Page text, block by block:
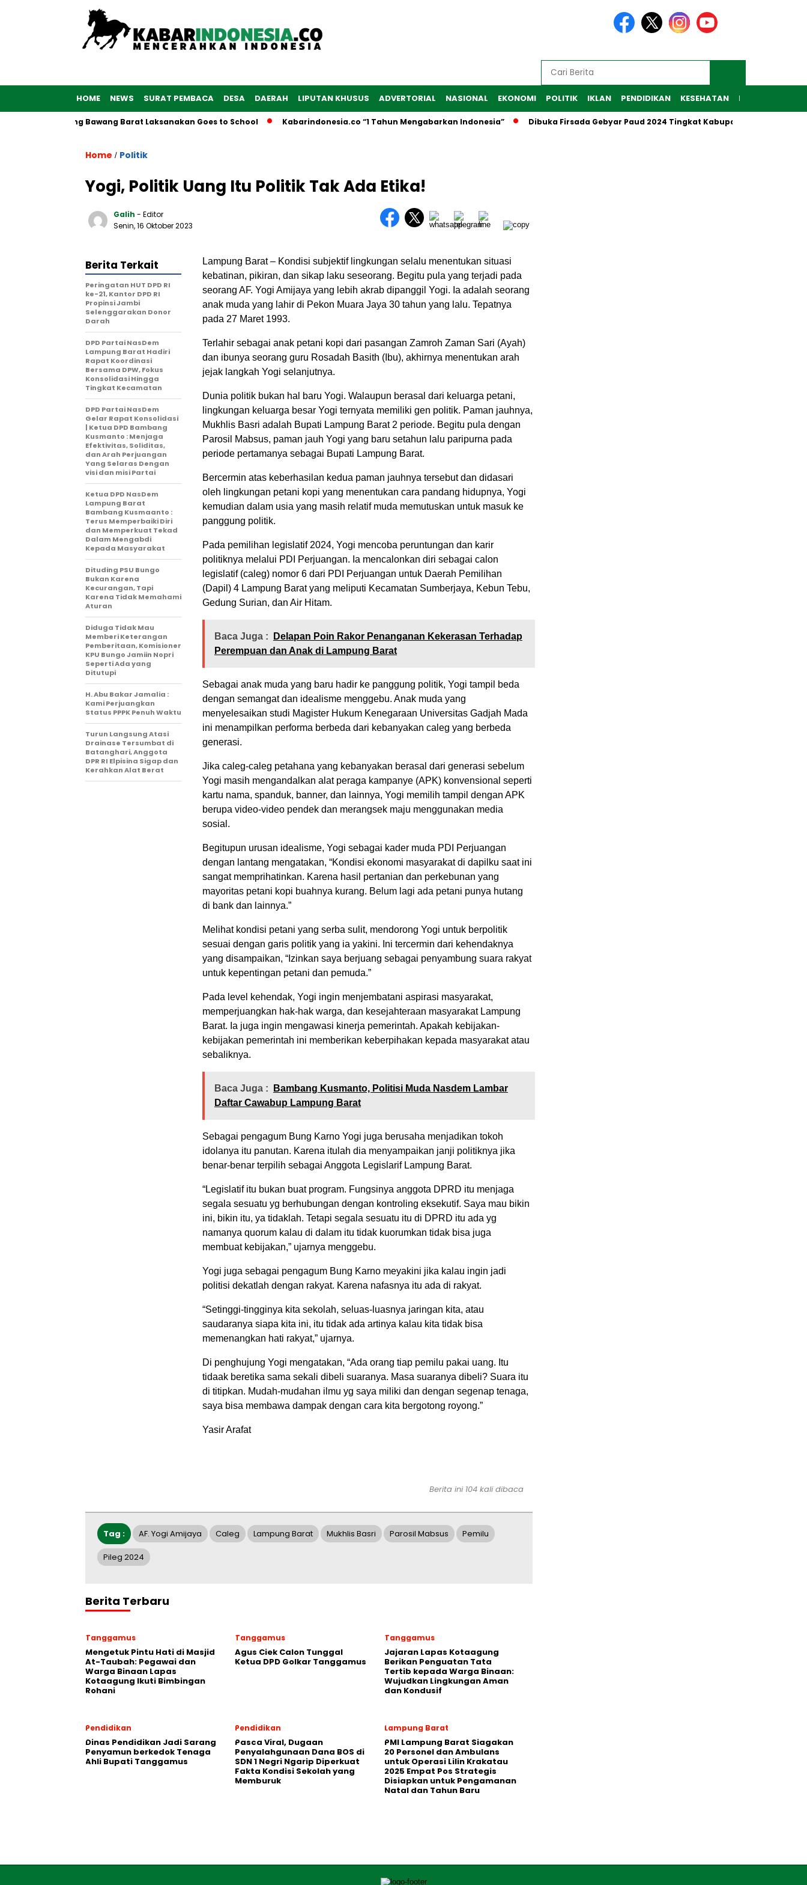
HOME NEWS SURAT PEMBACA DESA DAERAH LIPUTAN KHUSUS ADVERTORIAL NASIONAL EKONOMI POLITIK IKLAN PENDIDIKAN KESEHATAN RAGAM
Polres Tulang Bawang Barat Laksanakan Goes to School Kabarindonesia.co “1 Tahun Mengabarkan Indonesia” Dibuka Firsada Gebyar Paud 2024 Tingkat Kabupaten Tubaba
Home / Politik
Yogi, Politik Uang Itu Politik Tak Ada Etika!
Galih - Editor
Senin, 16 Oktober 2023
Lampung Barat – Kondisi subjektif lingkungan selalu menentukan situasi
kebatinan, pikiran, dan sikap laku seseorang. Begitu pula yang terjadi pada
seorang AF. Yogi Amijaya yang lebih akrab dipanggil Yogi. Ia adalah seorang
anak muda yang lahir di Pekon Muara Jaya 30 tahun yang lalu. Tepatnya
pada 27 Maret 1993.
Terlahir sebagai anak petani kopi dari pasangan Zamroh Zaman Sari (Ayah)
dan ibunya seorang guru Rosadah Basith (Ibu), akhirnya menentukan arah
jejak langkah Yogi selanjutnya.
Dunia politik bukan hal baru Yogi. Walaupun berasal dari keluarga petani,
lingkungan keluarga besar Yogi ternyata memiliki gen politik. Paman jauhnya,
Mukhlis Basri adalah Bupati Lampung Barat 2 periode. Begitu pula dengan
Parosil Mabsus, paman jauh Yogi yang baru setahun lalu paripurna pada
periode pertamanya sebagai Bupati Lampung Barat.
Bercermin atas keberhasilan kedua paman jauhnya tersebut dan didasari
oleh lingkungan petani kopi yang menentukan cara pandang hidupnya, Yogi
kemudian dalam usia yang masih relatif muda memutuskan untuk masuk ke
panggung politik.
Pada pemilihan legislatif 2024, Yogi mencoba peruntungan dan karir
politiknya melalui PDI Perjuangan. Ia mencalonkan diri sebagai calon
legislatif (caleg) nomor 6 dari PDI Perjuangan untuk Daerah Pemilihan
(Dapil) 4 Lampung Barat yang meliputi Kecamatan Sumberjaya, Kebun Tebu,
Gedung Surian, dan Air Hitam.
Baca Juga :
Delapan Poin Rakor Penanganan Kekerasan Terhadap
Perempuan dan Anak di Lampung Barat
Sebagai anak muda yang baru hadir ke panggung politik, Yogi tampil beda
dengan semangat dan idealisme menggebu. Anak muda yang
menyelesaikan studi Magister Hukum Kenegaraan Universitas Gadjah Mada
ini menampilkan performa berbeda dari kebanyakan caleg yang berbeda
generasi.
Jika caleg-caleg petahana yang kebanyakan berasal dari generasi sebelum
Yogi masih mengandalkan alat peraga kampanye (APK) konvensional seperti
kartu nama, spanduk, banner, dan lainnya, Yogi memilih tampil dengan APK
berupa video-video pendek dan merangsek maju menggunakan media
sosial.
Begitupun urusan idealisme, Yogi sebagai kader muda PDI Perjuangan
dengan lantang mengatakan, “Kondisi ekonomi masyarakat di dapilku saat ini
sangat memprihatinkan. Karena hasil pertanian dan perkebunan yang
mayoritas petani kopi buahnya kurang. Belum lagi ada petani punya hutang
di bank dan lainnya.”
Melihat kondisi petani yang serba sulit, mendorong Yogi untuk berpolitik
sesuai dengan garis politik yang ia yakini. Ini tercermin dari kehendaknya
yang disampaikan, “Izinkan saya berjuang sebagai penyambung suara rakyat
untuk kepentingan petani dan pemuda.”
Pada level kehendak, Yogi ingin menjembatani aspirasi masyarakat,
memperjuangkan hak-hak warga, dan kesejahteraan masyarakat Lampung
Barat. Ia juga ingin mengawasi kinerja pemerintah. Apakah kebijakan-
kebijakan pemerintah ini memberikan keberpihakan kepada masyarakat atau
sebaliknya.
Baca Juga :
Bambang Kusmanto, Politisi Muda Nasdem Lambar
Daftar Cawabup Lampung Barat
Sebagai pengagum Bung Karno Yogi juga berusaha menjadikan tokoh
idolanya itu panutan. Karena itulah dia menyampaikan janji politiknya jika
benar-benar terpilih sebagai Anggota Legislarif Lampung Barat.
“Legislatif itu bukan buat program. Fungsinya anggota DPRD itu menjaga
segala sesuatu yg berhubungan dengan kontroling eksekutif. Saya mau bikin
ini, bikin itu, ya tidaklah. Tetapi segala sesuatu itu di DPRD itu ada yg
namanya quorum kalau di dalam itu tidak kuorumkan tidak bisa juga
membuat kebijakan,” ujarnya menggebu.
Yogi juga sebagai pengagum Bung Karno meyakini jika kalau ingin jadi
politisi dekatlah dengan rakyat. Karena nafasnya itu ada di rakyat.
“Setinggi-tingginya kita sekolah, seluas-luasnya jaringan kita, atau
saudaranya siapa kita ini, itu tidak ada artinya kalau kita tidak bisa
memenangkan hati rakyat,” ujarnya.
Di penghujung Yogi mengatakan, “Ada orang tiap pemilu pakai uang. Itu
tidaak beretika sama sekali dibeli suaranya. Masa suaranya dibeli? Suara itu
di titipkan. Mudah-mudahan ilmu yg saya miliki dan dengan segenap tenaga,
saya bisa membawa dampak dengan cara kita bergotong royong.”
Yasir Arafat
Berita Terkait
Peringatan HUT DPD RI
ke-21, Kantor DPD RI
Propinsi Jambi
Selenggarakan Donor
Darah
DPD Partai NasDem
Lampung Barat Hadiri
Rapat Koordinasi
Bersama DPW, Fokus
Konsolidasi Hingga
Tingkat Kecamatan
DPD Partai NasDem
Gelar Rapat Konsolidasi
| Ketua DPD Bambang
Kusmanto : Menjaga
Efektivitas, Soliditas,
dan Arah Perjuangan
Yang Selaras Dengan
visi dan misi Partai
Ketua DPD NasDem
Lampung Barat
Bambang Kusmaanto :
Terus Memperbaiki Diri
dan Memperkuat Tekad
Dalam Mengabdi
Kepada Masyarakat
Dituding PSU Bungo
Bukan Karena
Kecurangan, Tapi
Karena Tidak Memahami
Aturan
Diduga Tidak Mau
Memberi Keterangan
Pemberitaan, Komisioner
KPU Bungo Jamiin Nopri
Seperti Ada yang
Ditutupi
H. Abu Bakar Jamalia :
Kami Perjuangkan
Status PPPK Penuh Waktu
Turun Langsung Atasi
Drainase Tersumbat di
Batanghari, Anggota
DPR RI Elpisina Sigap dan
Kerahkan Alat Berat
Berita ini 104 kali dibaca
Tag : AF. Yogi Amijaya Caleg Lampung Barat Mukhlis Basri Parosil Mabsus Pemilu
Pileg 2024
Berita Terbaru
Tanggamus
Mengetuk Pintu Hati di Masjid
At-Taubah: Pegawai dan
Warga Binaan Lapas
Kotaagung Ikuti Bimbingan
Rohani
Tanggamus
Agus Ciek Calon Tunggal
Ketua DPD Golkar Tanggamus
Tanggamus
Jajaran Lapas Kotaagung
Berikan Penguatan Tata
Tertib kepada Warga Binaan:
Wujudkan Lingkungan Aman
dan Kondusif
Pendidikan
Dinas Pendidikan Jadi Sarang
Penyamun berkedok Tenaga
Ahli Bupati Tanggamus
Pendidikan
Pasca Viral, Dugaan
Penyalahgunaan Dana BOS di
SDN 1 Negri Ngarip Diperkuat
Fakta Kondisi Sekolah yang
Memburuk
Lampung Barat
PMI Lampung Barat Siagakan
20 Personel dan Ambulans
untuk Operasi Lilin Krakatau
2025 Empat Pos Strategis
Disiapkan untuk Pengamanan
Natal dan Tahun Baru